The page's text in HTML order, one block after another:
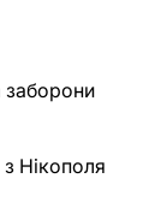
заборони
Нікополя